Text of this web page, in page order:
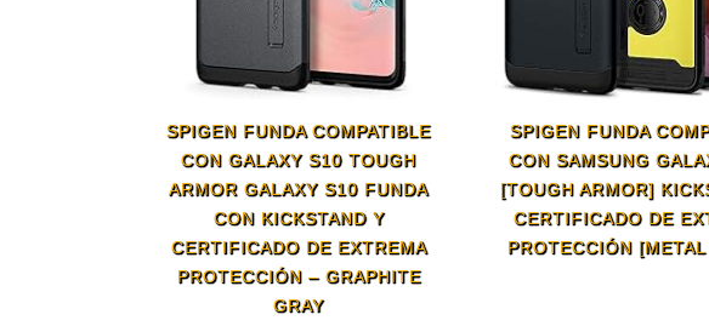
SPIGEN FUNDA COMPATIBLE
CON GALAXY S10 TOUGH
ARMOR GALAXY S10 FUNDA
CON KICKSTAND Y
CERTIFICADO DE EXTREMA
PROTECCIÓN – GRAPHITE
GRAY
SPIGEN FUNDA
CON SAMSUNG
[TOUGH ARMOR]
CERTIFICADO DE
PROTECCIÓN